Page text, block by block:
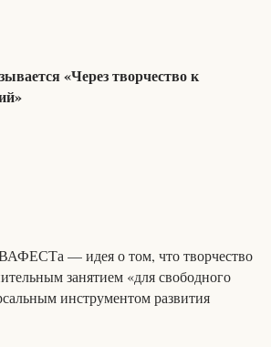
«Через творчество к
— идея о том, что творчество
занятием «для свободного
инструментом развития